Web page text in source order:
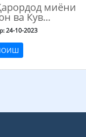
миёни
ва Кув...
24-10-2023